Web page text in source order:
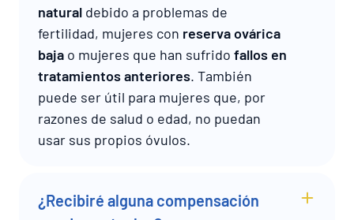
natural debido a problemas de
fertilidad, mujeres con reserva ovárica
baja o mujeres que han sufrido fallos en
tratamientos anteriores. También
puede ser útil para mujeres que, por
razones de salud o edad, no puedan
usar sus propios óvulos.
¿Recibiré alguna compensación